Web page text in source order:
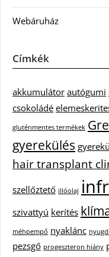
Webáruház
Címkék
akkumulátor autógumi
csokoládé
gluténmentes termékek
gyerekülés
hair transplant
szellőztető illóolaj
szivattyú kerítés
méhpempő nyaklánc
pezsgő progeszteron hiány